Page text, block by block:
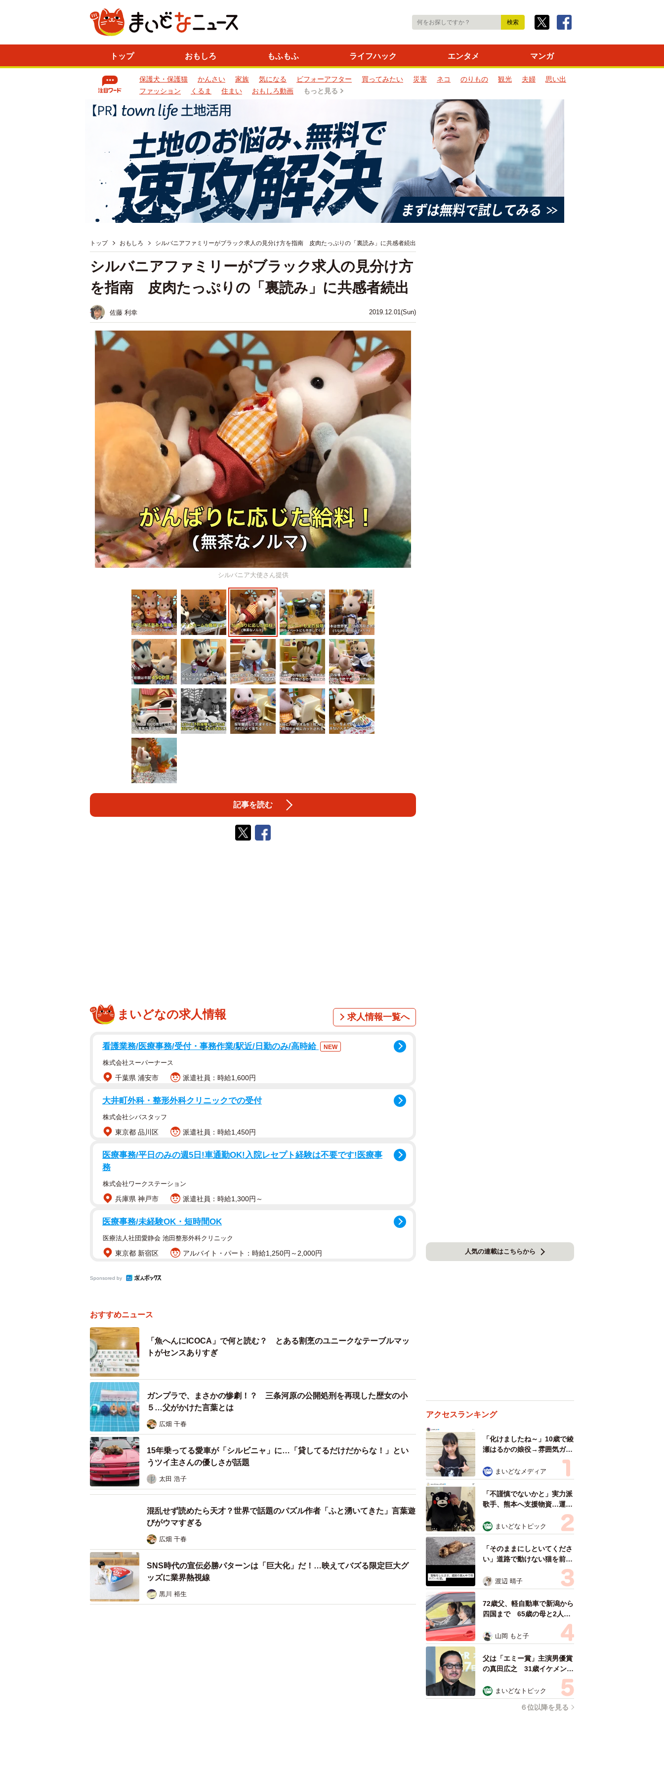
トップ おもしろ もふもふ ライフハック エンタメ マンガ
保護犬・保護猫 かんさい 家族 気になる ビフォーアフター 買ってみたい 災害 ネコ のりもの 観光 夫婦
思い出
ファッション
くるま 住まい おもしろ動画 もっと見る
トップ おもしろ シルバニアファミリーがブラック求人の見分け方を指南 皮肉たっぷりの「裏読み」に共感者続出
2019.12.01(Sun)
シルバニアファミリーがブラック求人の見分け方
を指南 皮肉たっぷりの「裏読み」に共感者続出
佐藤 利幸
シルバニア大使さん提供
記事を読む
まいどなの求人情報 求人情報一覧へ
看護業務/医療事務/受付・事務作業/駅近/日勤のみ/高時給 NEW
株式会社スーパーナース
千葉県 浦安市 派遣社員：時給1,600円
大井町外科・整形外科クリニックでの受付
株式会社シバスタッフ
東京都 品川区 派遣社員：時給1,450円
医療事務/平日のみの週5日!車通勤OK!入院レセプト経験は不要です!医療事
務
株式会社ワークステーション
兵庫県 神戸市 派遣社員：時給1,300円～
医療事務/未経験OK・短時間OK
医療法人社団愛静会 池田整形外科クリニック
東京都 新宿区 アルバイト・パート：時給1,250円～2,000円
Sponsored by
おすすめニュース
「魚へんにICOCA」で何と読む？ とある割烹のユニークなテーブルマッ
トがセンスありすぎ
ガンプラで、まさかの惨劇！？ 三条河原の公開処刑を再現した歴女の小
５…父がかけた言葉とは
広畑 千春
15年乗ってる愛車が「シルビニャ」に…「貸してるだけだからな！」とい
うツイ主さんの優しさが話題
太田 浩子
混乱せず読めたら天才？世界で話題のパズル作者「ふと湧いてきた」言葉遊
びがウマすぎる
広畑 千春
SNS時代の宣伝必勝パターンは「巨大化」だ！…映えてバズる限定巨大グ
ッズに業界熱視線
黒川 裕生
人気の連載はこちらから
アクセスランキング
「化けましたね～」10歳で綾
瀬はるかの娘役→雰囲気ガラ
リの18歳に成長 「メイクで
雰囲気が」「宝塚に入れそ
う」
まいどなメディア
「不謹慎でないかと」実力派
歌手、熊本へ支援物資…運搬
トラックの車体デザインにた
めらい 「痛いほど伝わる」
「行動され立派」
まいどなトピック
「そのままにしといてくださ
い」道路で動けない猫を前に
返された一言… 懸命に生き
ようとした4日間 「命の重
さはみんな同じ」保護団体代
表の訴え
渡辺 晴子
72歳父、軽自動車で新潟から
四国まで 65歳の母と2人で
3泊4日の旅 パーキングの休
憩まで分刻み… 「大学生で
も組まねえよ！」
山岡 もと子
父は「エミー賞」主演男優賞
の真田広之 31歳イケメン俳
優が長髪ヒゲのワイルド近影
「ガチヒロさんそっくり」
「新たな一面もステキ」
まいどなトピック
６位以降を見る